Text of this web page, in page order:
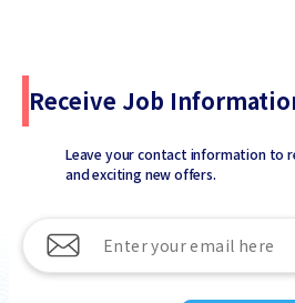
Receive Job
Leave your contact information to
and exciting new offers.